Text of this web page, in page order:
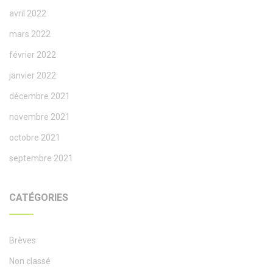
avril 2022
mars 2022
février 2022
janvier 2022
décembre 2021
novembre 2021
octobre 2021
septembre 2021
CATÉGORIES
Brèves
Non classé